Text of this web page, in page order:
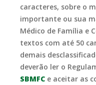
caracteres, sobre o
importante ou sua
Médico de Família e
textos com até 50
demais
deverão ler o
SBMFC e aceitar as